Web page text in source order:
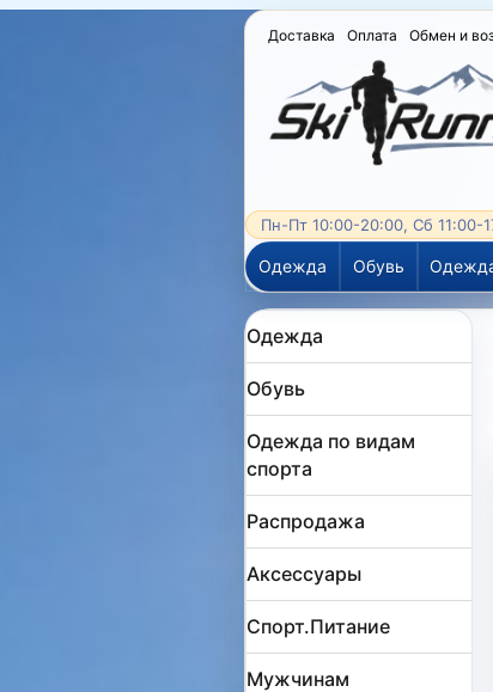
Доставка Оплата Обмен и
Пн-Пт 10:00-20:00, Сб 11:00-
Одежда Обувь
Одежда
Обувь
Одежда по видам
спорта
Распродажа
Аксессуары
Спорт.Питание
Мужчинам